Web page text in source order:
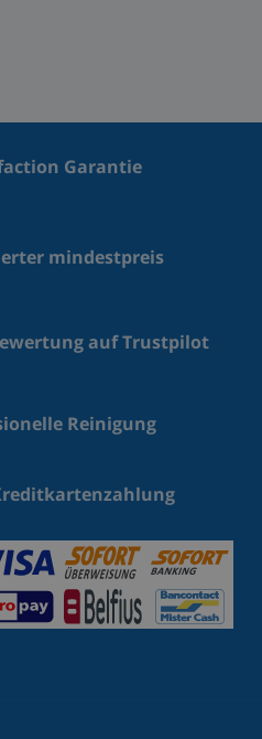
Garantie
mindestpreis
auf Trustpilot
Reinigung